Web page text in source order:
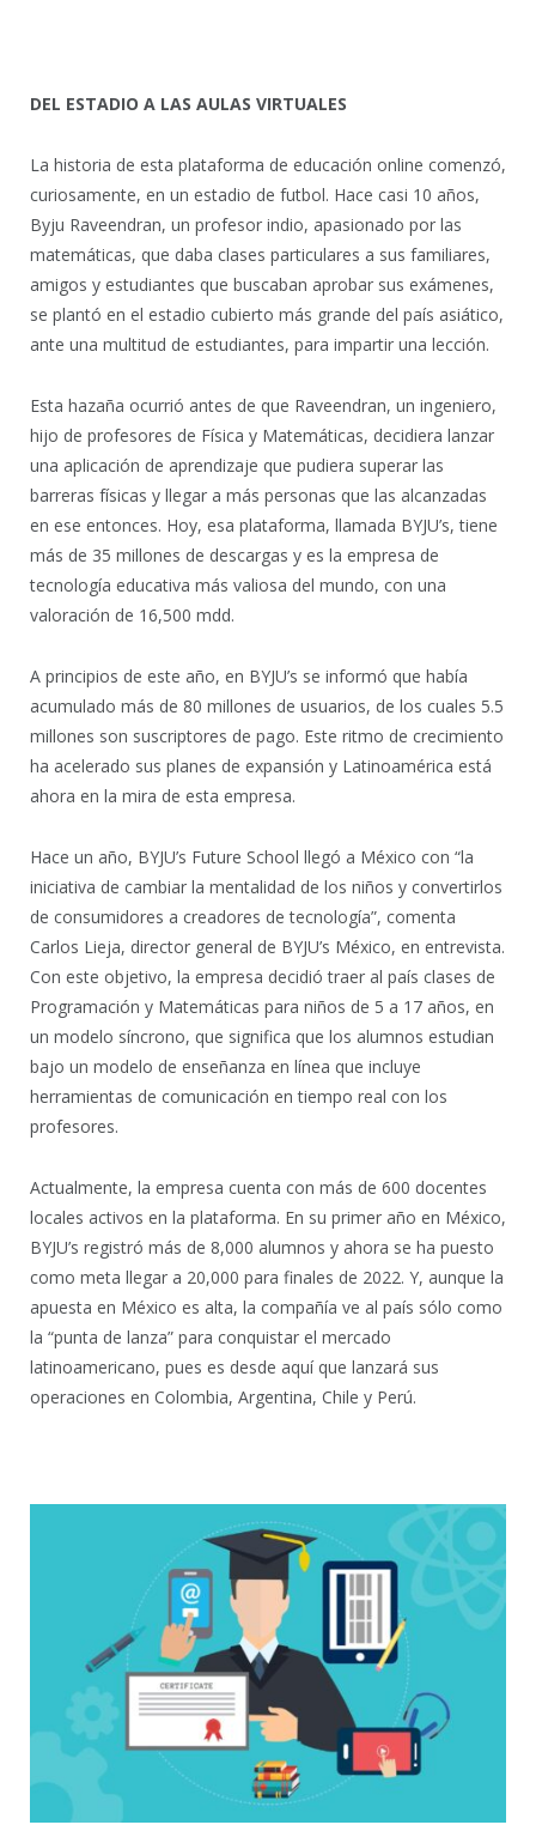
DEL ESTADIO A LAS AULAS VIRTUALES
La historia de esta plataforma de educación online comenzó,
curiosamente, en un estadio de futbol. Hace casi 10 años,
Byju Raveendran, un profesor indio, apasionado por las
matemáticas, que daba clases particulares a sus familiares,
amigos y estudiantes que buscaban aprobar sus exámenes,
se plantó en el estadio cubierto más grande del país asiático,
ante una multitud de estudiantes, para impartir una lección.
Esta hazaña ocurrió antes de que Raveendran, un ingeniero,
hijo de profesores de Física y Matemáticas, decidiera lanzar
una aplicación de aprendizaje que pudiera superar las
barreras físicas y llegar a más personas que las alcanzadas
en ese entonces. Hoy, esa plataforma, llamada BYJU’s, tiene
más de 35 millones de descargas y es la empresa de
tecnología educativa más valiosa del mundo, con una
valoración de 16,500 mdd.
A principios de este año, en BYJU’s se informó que había
acumulado más de 80 millones de usuarios, de los cuales 5.5
millones son suscriptores de pago. Este ritmo de crecimiento
ha acelerado sus planes de expansión y Latinoamérica está
ahora en la mira de esta empresa.
Hace un año, BYJU’s Future School llegó a México con “la
iniciativa de cambiar la mentalidad de los niños y convertirlos
de consumidores a creadores de tecnología”, comenta
Carlos Lieja, director general de BYJU’s México, en entrevista.
Con este objetivo, la empresa decidió traer al país clases de
Programación y Matemáticas para niños de 5 a 17 años, en
un modelo síncrono, que significa que los alumnos estudian
bajo un modelo de enseñanza en línea que incluye
herramientas de comunicación en tiempo real con los
profesores.
Actualmente, la empresa cuenta con más de 600 docentes
locales activos en la plataforma. En su primer año en México,
BYJU’s registró más de 8,000 alumnos y ahora se ha puesto
como meta llegar a 20,000 para finales de 2022. Y, aunque la
apuesta en México es alta, la compañía ve al país sólo como
la “punta de lanza” para conquistar el mercado
latinoamericano, pues es desde aquí que lanzará sus
operaciones en Colombia, Argentina, Chile y Perú.